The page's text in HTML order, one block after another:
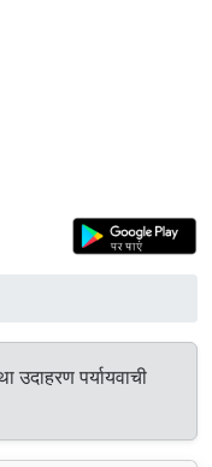
उदाहरण पर्यायवाची